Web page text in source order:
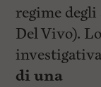
regime
Del Vivo).
di una